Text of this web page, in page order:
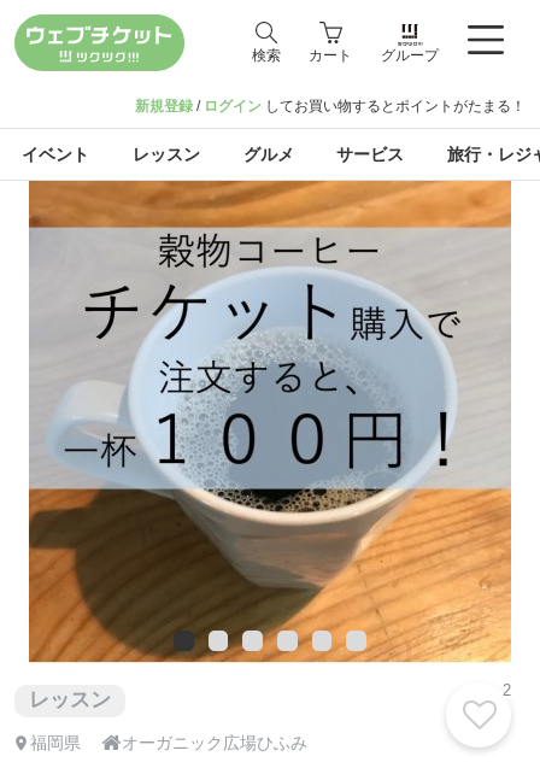
検索 カート グループ
新規登録 / ログイン してお買い物するとポイントがたまる！
イベント レッスン グルメ サービス 旅行・レジ
レッスン
福岡県 オーガニック広場ひふみ
2